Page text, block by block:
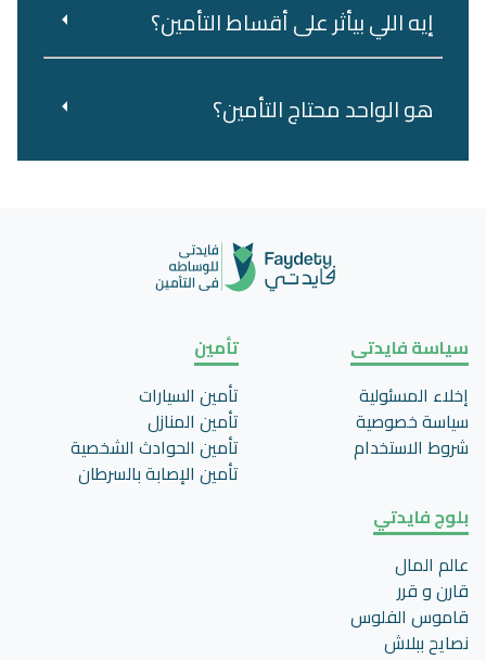
إيه اللي بيأثر على أقساط التأمين؟
هو‌ ‌الواحد‌ ‌محتاج‌ ‌التأمين؟‌ ‌
سياسة فايدتى
إخلاء المسئولية
سياسة خصوصية
شروط الاستخدام
تأمين
تأمين السيارات
تأمين المنازل
تأمين الحوادث الشخصية
تأمين اﻹصابة بالسرطان
بلوج فايدتي
عالم المال
قارن و قرر
قاموس الفلوس
نصايح ببلاش